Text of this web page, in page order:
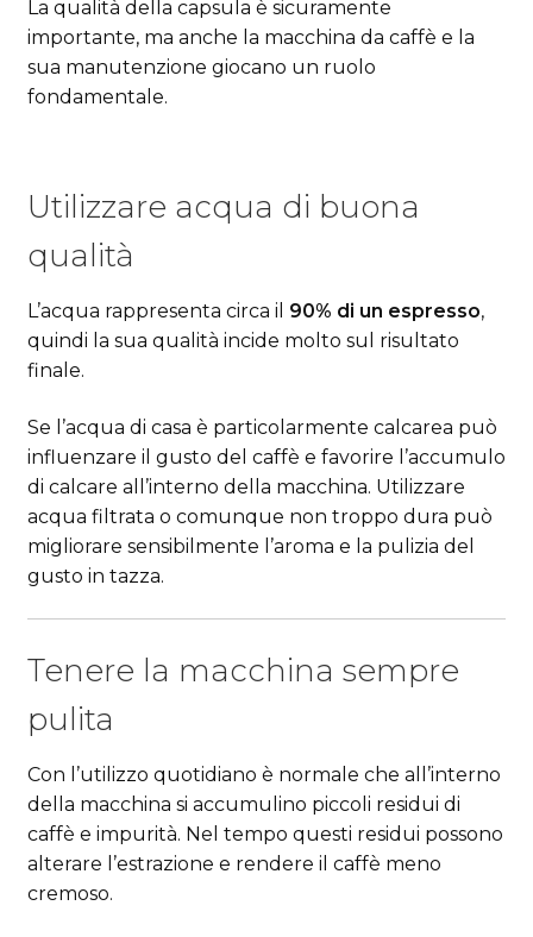
La qualità della capsula è sicuramente
importante, ma anche la macchina da caffè e la
sua manutenzione giocano un ruolo
fondamentale.
Utilizzare acqua di buona
qualità
L’acqua rappresenta circa il 90% di un espresso,
quindi la sua qualità incide molto sul risultato
finale.
Se l’acqua di casa è particolarmente calcarea può
influenzare il gusto del caffè e favorire l’accumulo
di calcare all’interno della macchina. Utilizzare
acqua filtrata o comunque non troppo dura può
migliorare sensibilmente l’aroma e la pulizia del
gusto in tazza.
Tenere la macchina sempre
pulita
Con l’utilizzo quotidiano è normale che all’interno
della macchina si accumulino piccoli residui di
caffè e impurità. Nel tempo questi residui possono
alterare l’estrazione e rendere il caffè meno
cremoso.